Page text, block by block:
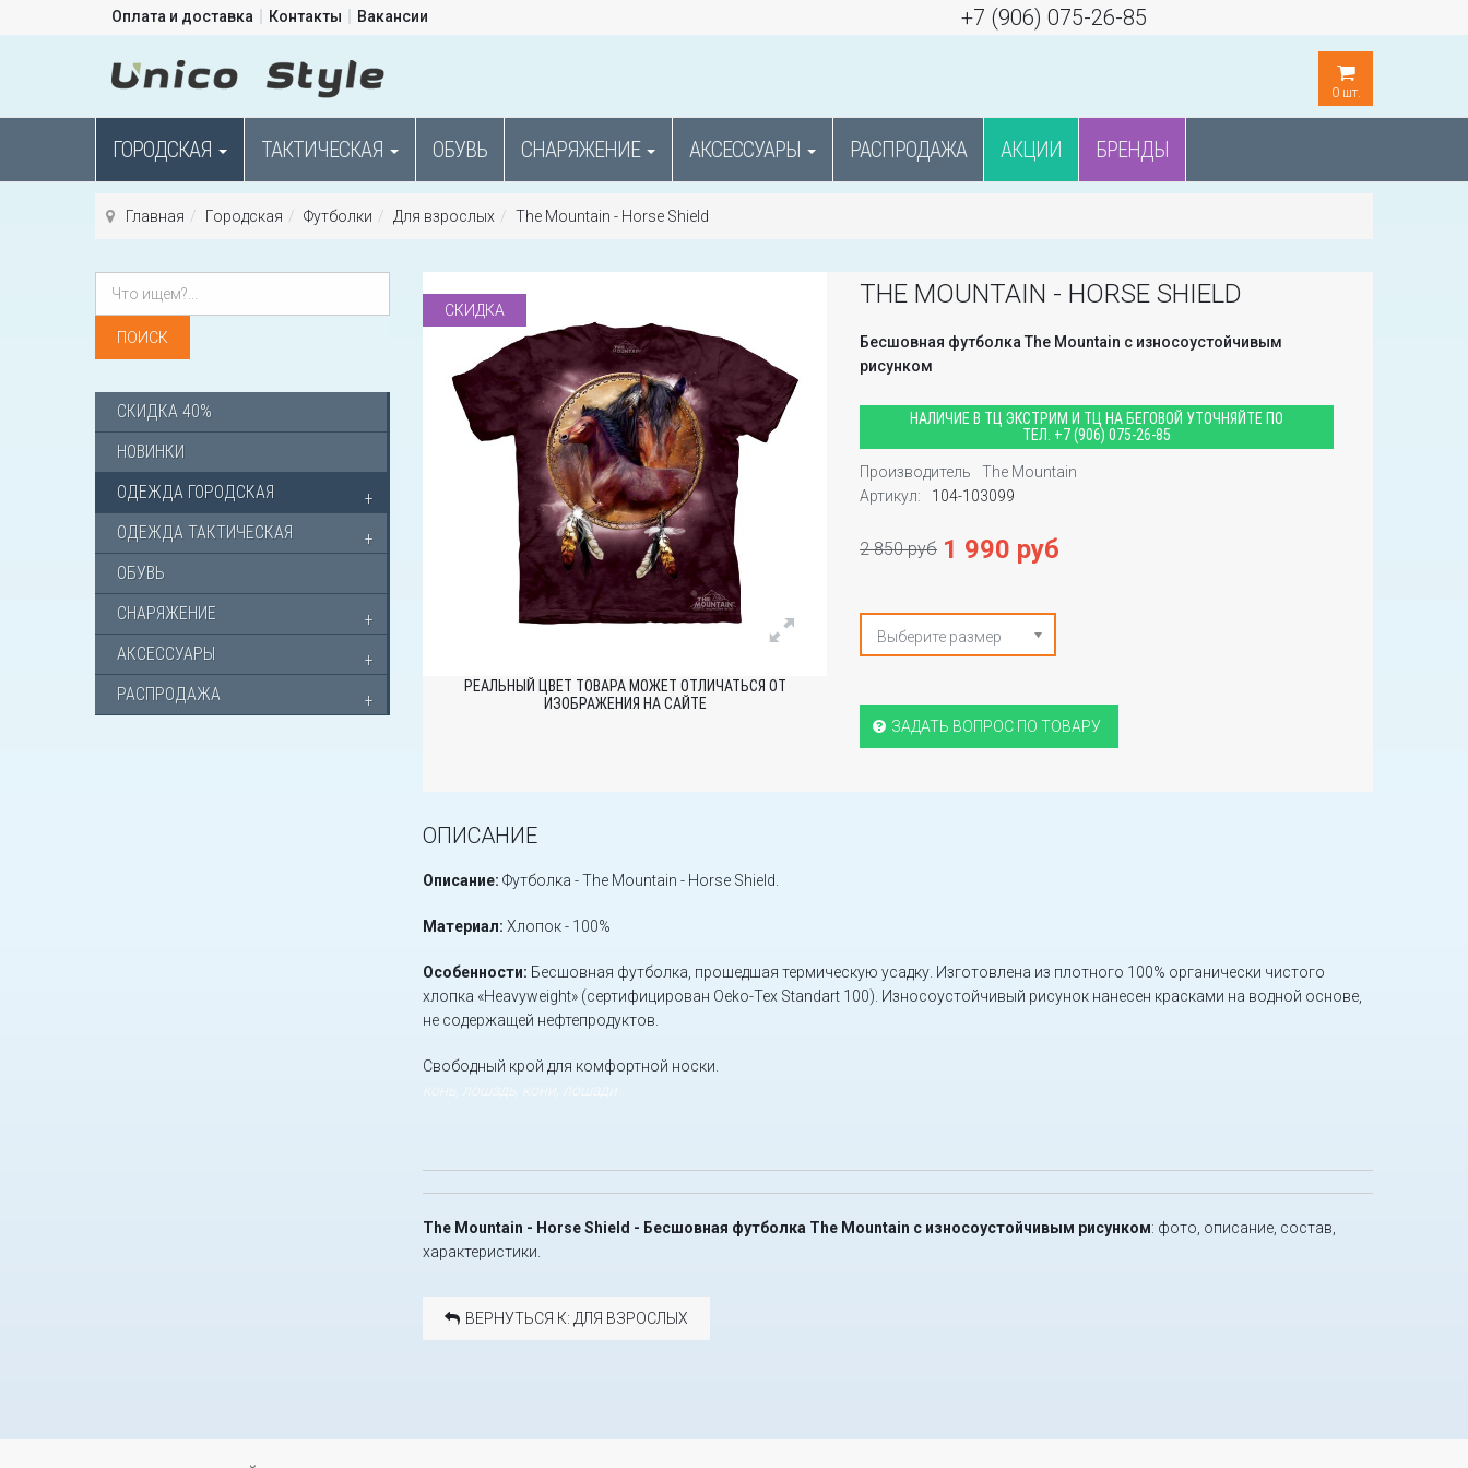
Оплата и доставка Контакты Вакансии +7 (906) 075-26-85
0шт.
ГОРОДСКАЯ ТАКТИЧЕСКАЯ ОБУВЬ СНАРЯЖЕНИЕ АКСЕССУАРЫ РАСПРОДАЖА АКЦИИ БРЕНДЫ
Главная Городская Футболки Для взрослых The Mountain - Horse Shield
СКИДКА
РЕАЛЬНЫЙ ЦВЕТ ТОВАРА МОЖЕТ ОТЛИЧАТЬСЯ ОТ
ИЗОБРАЖЕНИЯ НА САЙТЕ
THE MOUNTAIN - HORSE SHIELD
Бесшовная футболка The Mountain с износоустойчивым
рисунком
НАЛИЧИЕ В ТЦ ЭКСТРИМ И ТЦ НА БЕГОВОЙ УТОЧНЯЙТЕ ПО
ТЕЛ. +7 (906) 075-26-85
Производитель
The Mountain
Артикул:
104-103099
2 850 руб 1 990 руб
Выберите размер
ЗАДАТЬ ВОПРОС ПО ТОВАРУ
ОПИСАНИЕ
Описание: Футболка - The Mountain - Horse Shield.
Материал: Хлопок - 100%
Особенности: Бесшовная футболка, прошедшая термическую усадку. Изготовлена из плотного 100% органически чистого
хлопка «Heavyweight» (сертифицирован Oeko-Tex Standart 100). Износоустойчивый рисунок нанесен красками на водной основе,
не содержащей нефтепродуктов.
Свободный крой для комфортной носки.
конь, лошадь, кони, лошади
The Mountain - Horse Shield - Бесшовная футболка The Mountain с износоустойчивым рисунком: фото, описание, состав,
характеристики.
ВЕРНУТЬСЯ К: ДЛЯ ВЗРОСЛЫХ
СКИДКА 40%
НОВИНКИ
ОДЕЖДА ГОРОДСКАЯ
ОДЕЖДА ТАКТИЧЕСКАЯ
ОБУВЬ
СНАРЯЖЕНИЕ
АКСЕССУАРЫ
РАСПРОДАЖА